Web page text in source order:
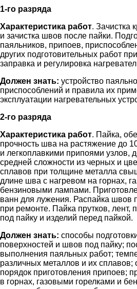
1-го разряда
Характеристика работ. Зачистка
и зачистка швов после пайки.
паяльников, припоев,
других подготовительных работ
заправка и регулировка
Должен знать: устройство
приспособлений и правила их
эксплуатации нагревательных
2-го разряда
Характеристика работ. Пайка,
прочность шва на растяжение до
и легкоплавкими припоями узлов,
средней сложности из черных и
сплавов при толщине металла
длине шва с нагревом на горнах,
бензиновыми лампами.
ванн для лужения. Распайка швов
при ремонте. Пайка прутков, лент,
под пайку и изделий перед пайкой.
Должен знать: способы
поверхностей и швов под пайку;
выполнения паяльных работ;
различных металлов и их сплавов;
порядок приготовления припоев;
в горнах, газовыми горелками и